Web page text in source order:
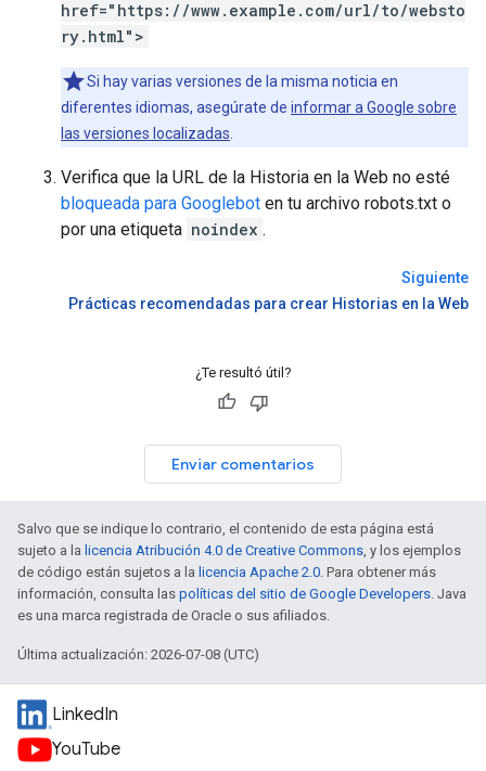
href="https://www.example.com/url/to/websto
ry.html">
Si hay varias versiones de la misma noticia en
diferentes idiomas, asegúrate de informar a Google sobre
las versiones localizadas
Verifica que la URL de la Historia en la Web no esté
bloqueada para Googlebot en tu archivo robots.txt o
por una etiqueta noindex .
Siguiente
Prácticas recomendadas para crear Historias en la Web
¿Te resultó útil?
Enviar comentarios
Salvo que se indique lo contrario, el contenido de esta página está
sujeto a la licencia Atribución 4.0 de Creative Commons , y los ejemplos
de código están sujetos a la licencia Apache 2.0 . Para obtener más
información, consulta las políticas del sitio de Google Developers . Java
es una marca registrada de Oracle o sus afiliados.
Última actualización: 2026-07-08 (UTC)
LinkedIn
YouTube